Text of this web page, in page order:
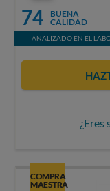
74
BUENA
CALIDAD
ANALIZADO EN EL
¿Eres
COMPRA
MAESTRA